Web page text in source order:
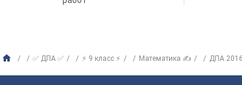
✅ ДПА ✅ ⚡ 9 класс ⚡ Математика ✍ ДПА